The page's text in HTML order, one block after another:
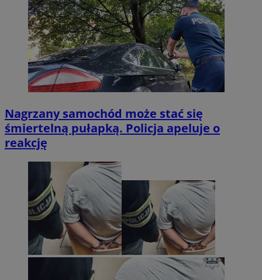
Nagrzany samochód może stać się
śmiertelną pułapką. Policja apeluje o
reakcję